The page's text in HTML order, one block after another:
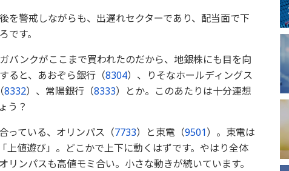
を警戒しながらも、出遅れセクターであり、配当面で下
です。
バンクがここまで買われたのだから、地銀株にも目を向
ると、あおぞら銀行（8304）、りそなホールディングス
8332）、常陽銀行（8333）とか。このあたりは十分連想
う？
っている、オリンパス（7733）と東電（9501）。東電は
上値遊び」。どこかで上下に動くはずです。やはり全体
ンパスも高値モミ合い。小さな動きが続いています。